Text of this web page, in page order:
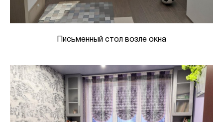
Письменный стол возле окна